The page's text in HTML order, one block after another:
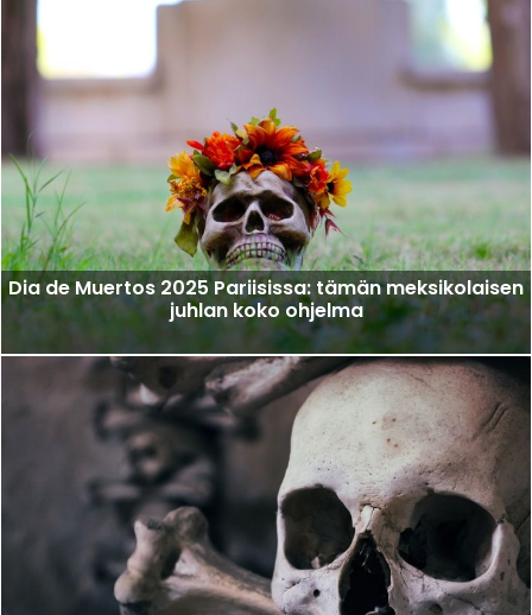
Dia de Muertos 2025 Pariisissa: tämän meksikolaisen
juhlan koko ohjelma